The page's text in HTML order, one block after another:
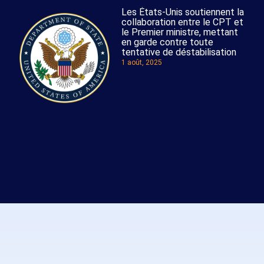
Les États-Unis soutiennent la
collaboration entre le CPT et
le Premier ministre, mettant
en garde contre toute
tentative de déstabilisation
1 août, 2025